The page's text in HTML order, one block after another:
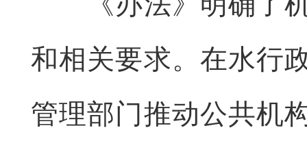
和相关要求。在水行
管理部门推动公共机